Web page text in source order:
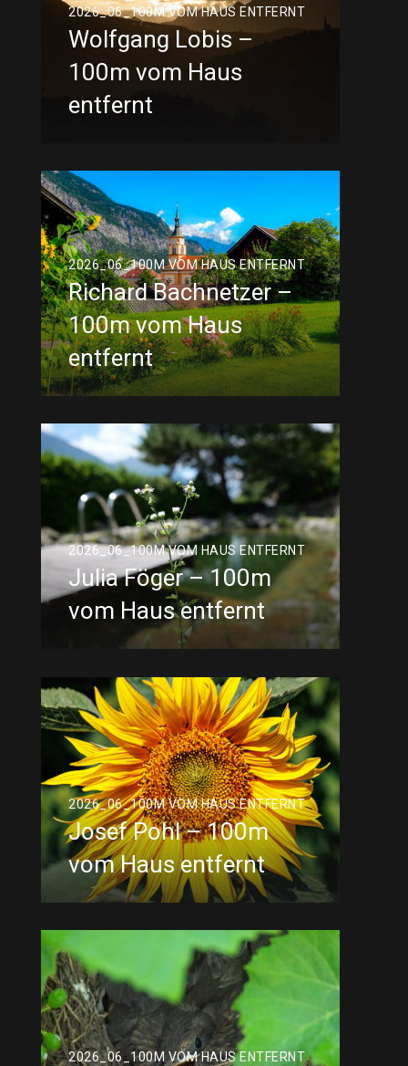
2026_06_100M VOM HAUS ENTFERNT
Wolfgang Lobis –
100m vom Haus
entfernt
2026_06_100M VOM HAUS ENTFERNT
Richard Bachnetzer –
100m vom Haus
entfernt
2026_06_100M VOM HAUS ENTFERNT
Julia Föger – 100m
vom Haus entfernt
2026_06_100M VOM HAUS ENTFERNT
Josef Pohl – 100m
vom Haus entfernt
2026_06_100M VOM HAUS ENTFERNT